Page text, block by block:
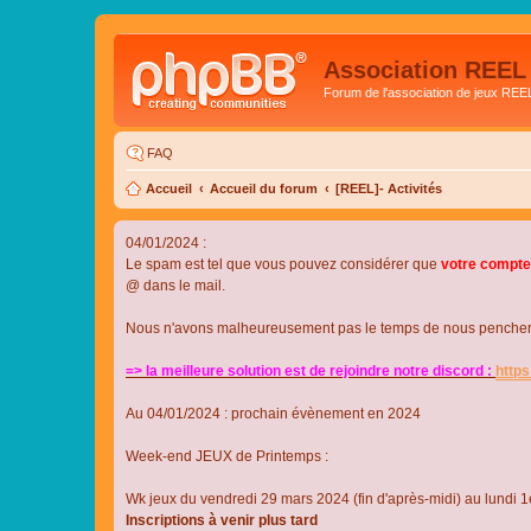
Association REEL
Forum de l'association de jeux REEL
FAQ
Accueil Accueil du forum [REEL]- Activités
04/01/2024 :
Le spam est tel que vous pouvez considérer que votre
@ dans le mail.
Nous n'avons malheureusement pas le temps de nous
=> la meilleure solution est de rejoindre notre discord :
Au 04/01/2024 : prochain évènement en 2024
Week-end JEUX de Printemps :
Wk jeux du vendredi 29 mars 2024 (fin d'après-midi) au lundi
Inscriptions à venir plus tard